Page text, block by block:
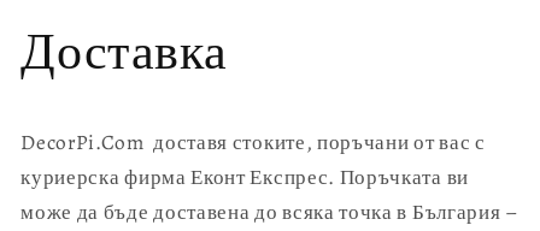
Доставка
DecorPi.Com доставя стоките, поръчани от вас с
куриерска фирма Еконт Експрес. Поръчката ви
може да бъде доставена до всяка точка в България –